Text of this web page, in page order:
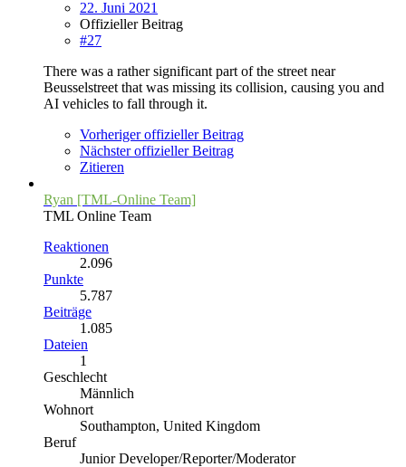
22. Juni 2021
Offizieller Beitrag
#27
There was a rather significant part of the street near
Beusselstreet that was missing its collision, causing you and
AI vehicles to fall through it.
Vorheriger offizieller Beitrag
Nächster offizieller Beitrag
Zitieren
Ryan [TML-Online Team]
TML Online Team
Reaktionen
2.096
Punkte
5.787
Beiträge
1.085
Dateien
1
Geschlecht
Männlich
Wohnort
Southampton, United Kingdom
Beruf
Junior Developer/Reporter/Moderator